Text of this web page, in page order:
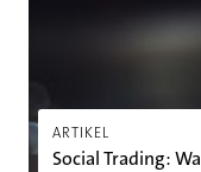
ARTIKEL
Social Trading: